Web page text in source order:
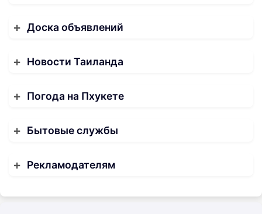
Доска объявлений
Новости Таиланда
Погода на Пхукете
Бытовые службы
Рекламодателям